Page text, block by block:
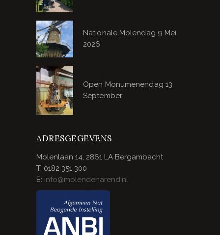
Nationale Molendag 9 Mei
2026
Open Monumenendag 13
September
ADRESGEGEVENS
Molenlaan 14, 2861 LA Bergambacht
T: 0182 351 300
E: info@molendenarend.nl